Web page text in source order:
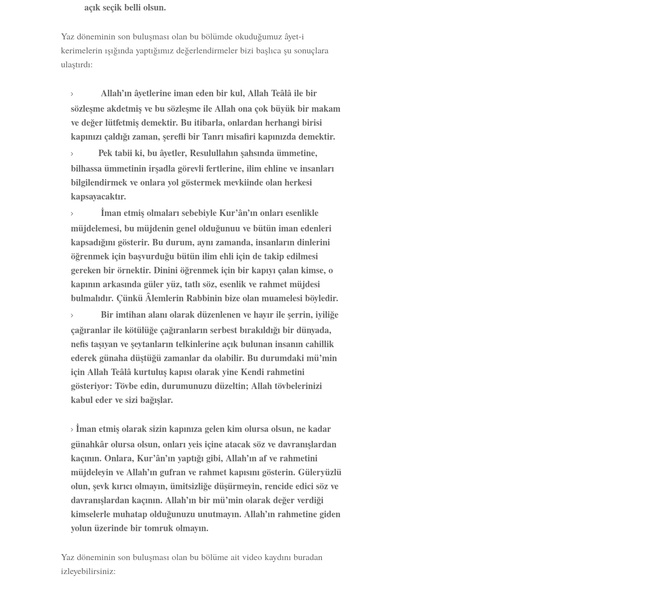
açık seçik belli olsun.
Yaz döneminin son buluşması olan bu bölümde okuduğumuz âyet-i
kerimelerin ışığında yaptığımız değerlendirmeler bizi başlıca şu sonuçlara
ulaştırdı:
Allah’ın âyetlerine iman eden bir kul, Allah Teâlâ ile bir
sözleşme akdetmiş ve bu sözleşme ile Allah ona çok büyük bir makam
ve değer lütfetmiş demektir. Bu itibarla, onlardan herhangi birisi
kapınızı çaldığı zaman, şerefli bir Tanrı misafiri kapınızda demektir.
Pek tabii ki, bu âyetler, Resulullahın şahsında ümmetine,
bilhassa ümmetinin irşadla görevli fertlerine, ilim ehline ve insanları
bilgilendirmek ve onlara yol göstermek mevkiinde olan herkesi
kapsayacaktır.
İman etmiş olmaları sebebiyle Kur’ân’ın onları esenlikle
müjdelemesi, bu müjdenin genel olduğunuu ve bütün iman edenleri
kapsadığını gösterir. Bu durum, aynı zamanda, insanların dinlerini
öğrenmek için başvurduğu bütün ilim ehli için de takip edilmesi
gereken bir örnektir. Dinini öğrenmek için bir kapıyı çalan kimse, o
kapının arkasında güler yüz, tatlı söz, esenlik ve rahmet müjdesi
bulmalıdır. Çünkü Âlemlerin Rabbinin bize olan muamelesi böyledir.
Bir imtihan alanı olarak düzenlenen ve hayır ile şerrin, iyiliğe
çağıranlar ile kötülüğe çağıranların serbest bırakıldığı bir dünyada,
nefis taşıyan ve şeytanların telkinlerine açık bulunan insanın cahillik
ederek günaha düştüğü zamanlar da olabilir. Bu durumdaki mü’min
için Allah Teâlâ kurtuluş kapısı olarak yine Kendi rahmetini
gösteriyor: Tövbe edin, durumunuzu düzeltin; Allah tövbelerinizi
kabul eder ve sizi bağışlar.
İman etmiş olarak sizin kapınıza gelen kim olursa olsun, ne kadar
günahkâr olursa olsun, onları yeis içine atacak söz ve davranışlardan
kaçının. Onlara, Kur’ân’ın yaptığı gibi, Allah’ın af ve rahmetini
müjdeleyin ve Allah’ın gufran ve rahmet kapısını gösterin. Güleryüzlü
olun, şevk kırıcı olmayın, ümitsizliğe düşürmeyin, rencide edici söz ve
davranışlardan kaçının. Allah’ın bir mü’min olarak değer verdiği
kimselerle muhatap olduğunuzu unutmayın. Allah’ın rahmetine giden
yolun üzerinde bir tomruk olmayın.
Yaz döneminin son buluşması olan bu bölüme ait video kaydını buradan
izleyebilirsiniz: